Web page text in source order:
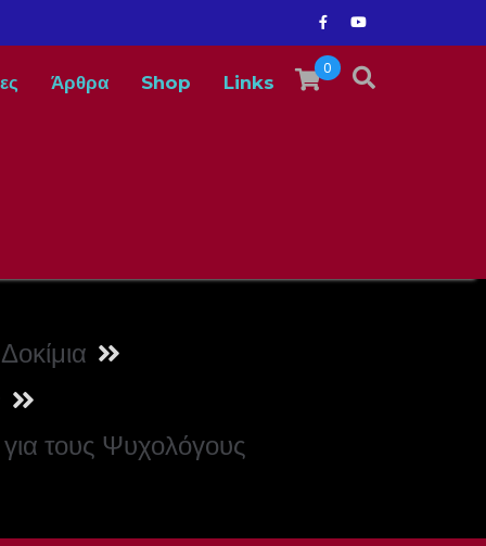
0
Άρθρα Shop Links
τους Ψυχολόγους